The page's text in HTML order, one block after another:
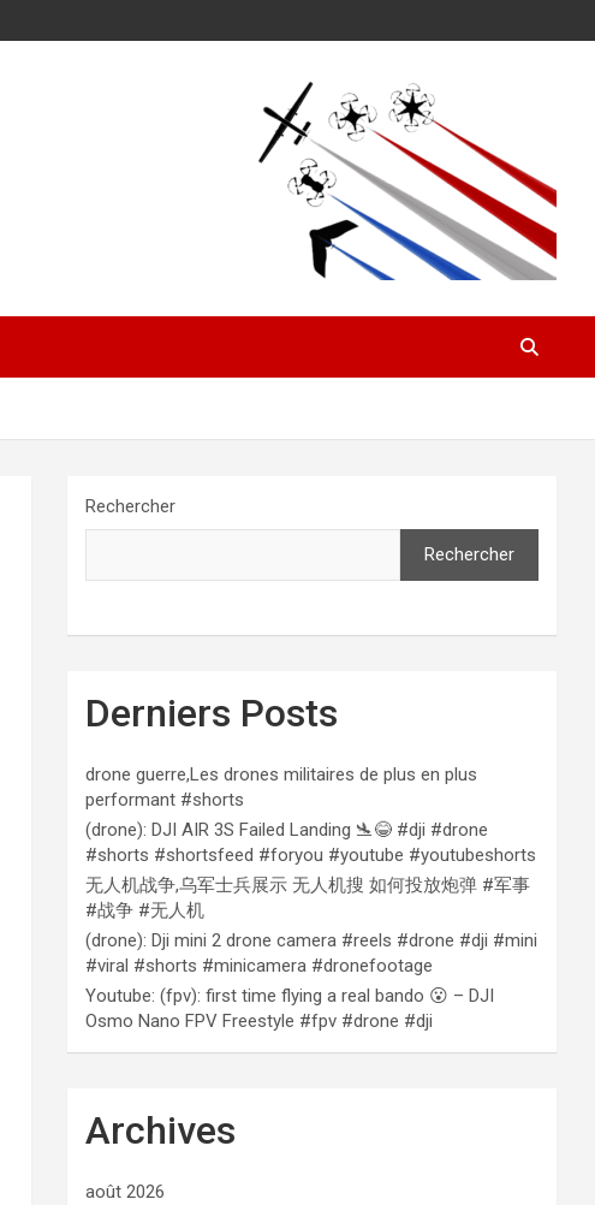
Rechercher
Rechercher
Derniers Posts
drone guerre,Les drones militaires de plus en plus
performant #shorts
(drone): DJI AIR 3S Failed Landing 🛬😂 #dji #drone
#shorts #shortsfeed #foryou #youtube #youtubeshorts
无人机战争,乌军士兵展示 无人机搜 如何投放炮弹 #军事
#战争 #无人机
(drone): Dji mini 2 drone camera #reels #drone #dji #mini
#viral #shorts #minicamera #dronefootage
Youtube: (fpv): first time flying a real bando 😮 – DJI
Osmo Nano FPV Freestyle #fpv #drone #dji
Archives
août 2026